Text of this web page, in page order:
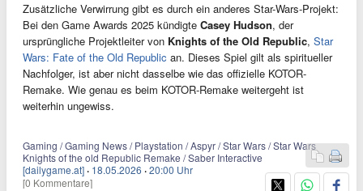
Zusätzliche Verwirrung gibt es durch ein anderes Star-Wars-Projekt:
Bei den Game Awards 2025 kündigte Casey Hudson, der
ursprüngliche Projektleiter von Knights of the Old Republic, Star
Wars: Fate of the Old Republic an. Dieses Spiel gilt als spiritueller
Nachfolger, ist aber nicht dasselbe wie das offizielle KOTOR-
Remake. Wie genau es beim KOTOR-Remake weitergeht ist
weiterhin ungewiss.
Gaming / Gaming News / Playstation / Aspyr / Star Wars / Star Wars
Knights of the old Republic Remake / Saber Interactive
[dailygame.at] · 18.05.2026 ·20:00 Uhr
[0 Kommentare]